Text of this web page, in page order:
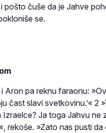
pošto čuše da je Jahve
se.
Aron pa reknu faraonu:
čast slavi svetkovinu.’« 2
Ja toga Jahvu ne
rekoše. »Zato nas pusti